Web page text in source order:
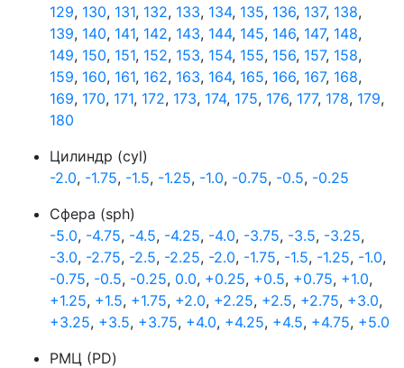
129, 130, 131, 132, 133, 134, 135, 136, 137, 138,
139, 140, 141, 142, 143, 144, 145, 146, 147, 148,
149, 150, 151, 152, 153, 154, 155, 156, 157, 158,
159, 160, 161, 162, 163, 164, 165, 166, 167, 168,
169, 170, 171, 172, 173, 174, 175, 176, 177, 178, 179,
180
Цилиндр (cyl)
-2.0, -1.75, -1.5, -1.25, -1.0, -0.75, -0.5, -0.25
Сфера (sph)
-5.0, -4.75, -4.5, -4.25, -4.0, -3.75, -3.5, -3.25,
-3.0, -2.75, -2.5, -2.25, -2.0, -1.75, -1.5, -1.25, -1.0,
-0.75, -0.5, -0.25, 0.0, +0.25, +0.5, +0.75, +1.0,
+1.25, +1.5, +1.75, +2.0, +2.25, +2.5, +2.75, +3.0,
+3.25, +3.5, +3.75, +4.0, +4.25, +4.5, +4.75, +5.0
РМЦ (PD)